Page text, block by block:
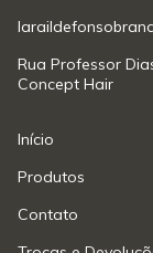
Rua Professor
Concept Hair
Início
Produtos
Contato